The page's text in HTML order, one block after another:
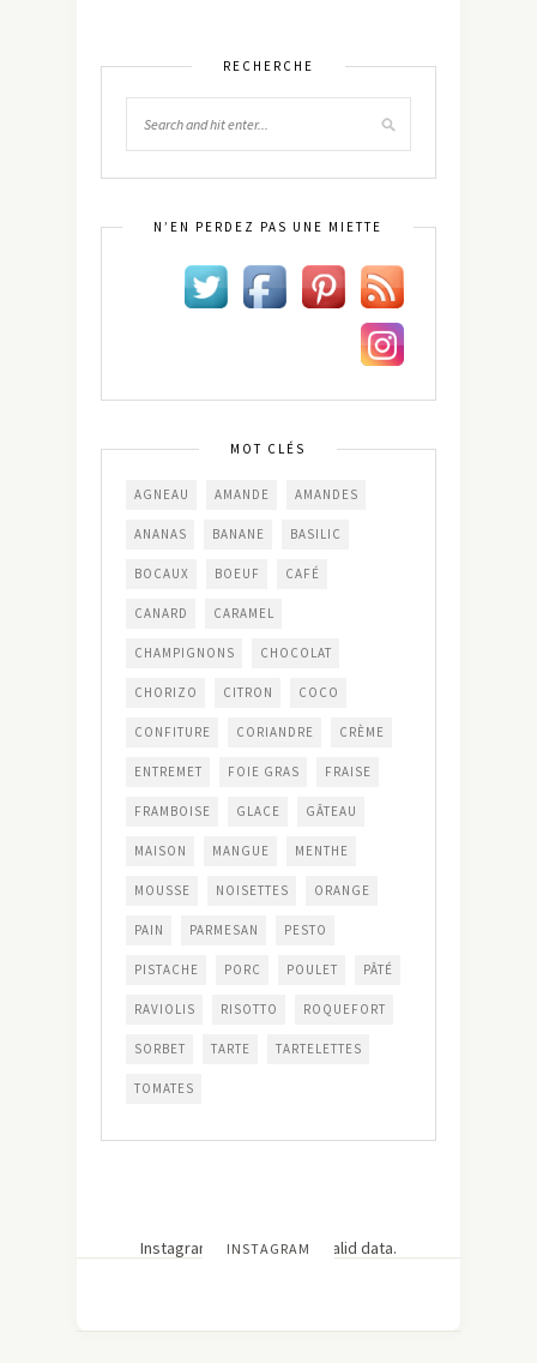
RECHERCHE
N’EN PERDEZ PAS UNE MIETTE
MOT CLÉS
AGNEAU AMANDE AMANDES
ANANAS BANANE BASILIC
BOCAUX BOEUF CAFÉ
CANARD CARAMEL
CHAMPIGNONS CHOCOLAT
CHORIZO CITRON COCO
CONFITURE CORIANDRE CRÈME
ENTREMET FOIE GRAS FRAISE
FRAMBOISE GLACE GÂTEAU
MAISON MANGUE MENTHE
MOUSSE NOISETTES ORANGE
PAIN PARMESAN PESTO
PISTACHE PORC POULET PÂTÉ
RAVIOLIS RISOTTO ROQUEFORT
SORBET TARTE TARTELETTES
TOMATES
INSTAGRAM
Instagram has returned invalid data.